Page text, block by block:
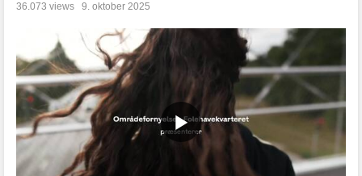
36.073 views 9. oktober 2025